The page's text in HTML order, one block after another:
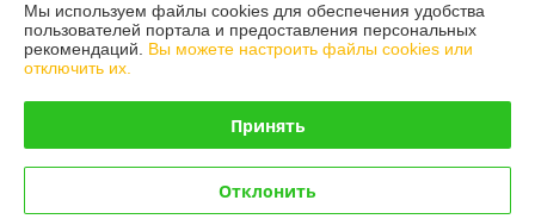
График работы
Полная версия сайта
Политика обработки cookies
Мы используем файлы cookies для обеспечения удобства
пользователей портала и предоставления персональных
рекомендаций. Вы можете настроить файлы cookies или
отключить их.
Принять
Отклонить